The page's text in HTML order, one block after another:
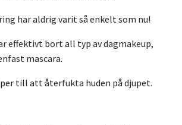
har aldrig varit så enkelt som nu!
effektivt bort all typ av dagmakeup,
mascara.
till att återfukta huden på djupet.